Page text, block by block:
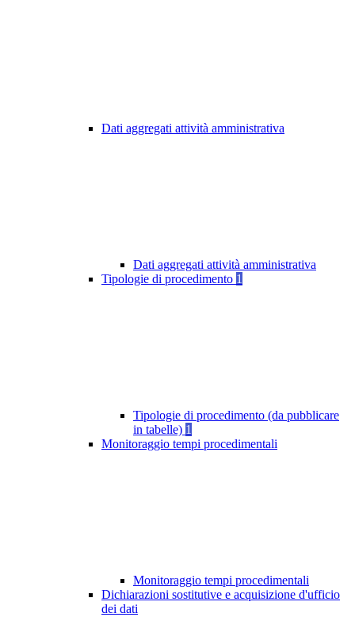
Dati aggregati attività amministrativa
Dati aggregati attività amministrativa
Tipologie di procedimento 1
Tipologie di procedimento (da pubblicare
in tabelle) 1
Monitoraggio tempi procedimentali
Monitoraggio tempi procedimentali
Dichiarazioni sostitutive e acquisizione d'ufficio
dei dati